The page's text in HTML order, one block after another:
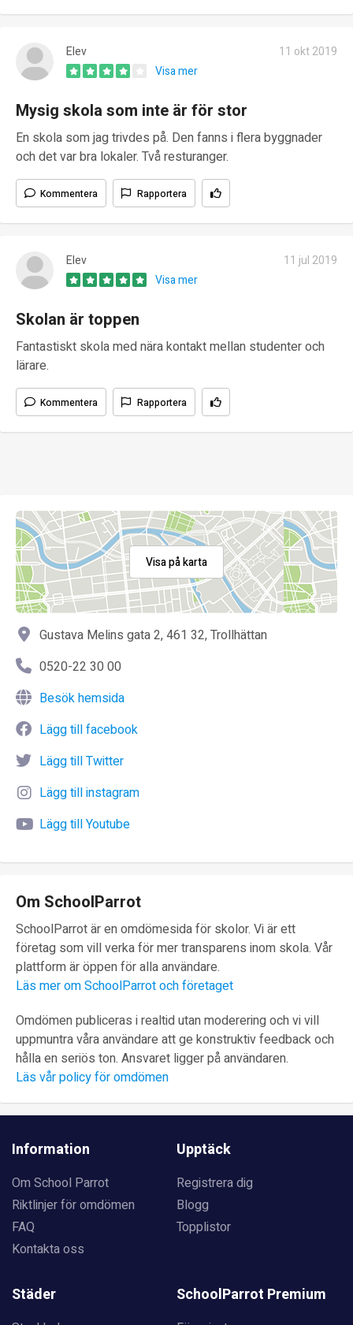
Elev
11 okt 2019
Visa mer
Mysig skola som inte är för stor
En skola som jag trivdes på. Den fanns i flera byggnader
och det var bra lokaler. Två resturanger.
Kommentera Rapportera
Elev
11 jul 2019
Visa mer
Skolan är toppen
Fantastiskt skola med nära kontakt mellan studenter och
lärare.
Kommentera Rapportera
Visa på karta
Gustava Melins gata 2, 461 32, Trollhättan
0520-22 30 00
Lägg till instagram
Lägg till Youtube
företag som vill verka för mer transparens inom skola. Vår
Läs mer om SchoolParrot och företaget
Omdömen publiceras i realtid utan moderering och vi vill
uppmuntra våra användare att ge konstruktiv feedback och
Läs vår policy för omdömen
Information
Riktlinjer för omdömen
FAQ
Kontakta oss
Upptäck
Blogg
Topplistor
Städer
Göteborg
För skolor